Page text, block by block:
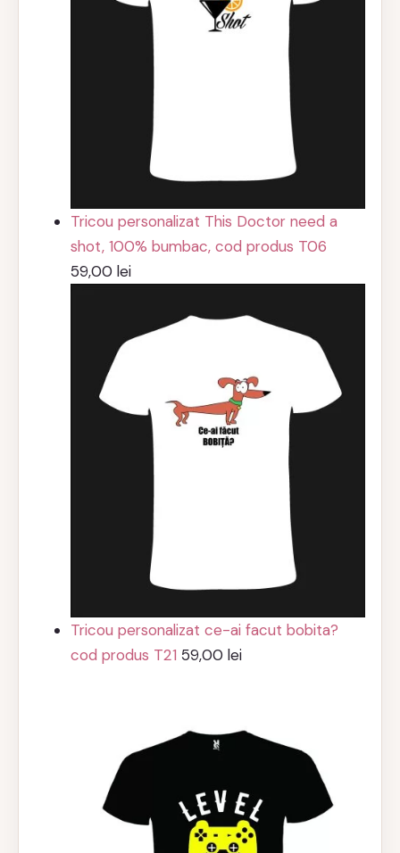
Tricou personalizat This Doctor need a
shot, 100% bumbac, cod produs T06
59,00lei
Tricou personalizat ce-ai facut bobita?
cod produs T21 59,00lei